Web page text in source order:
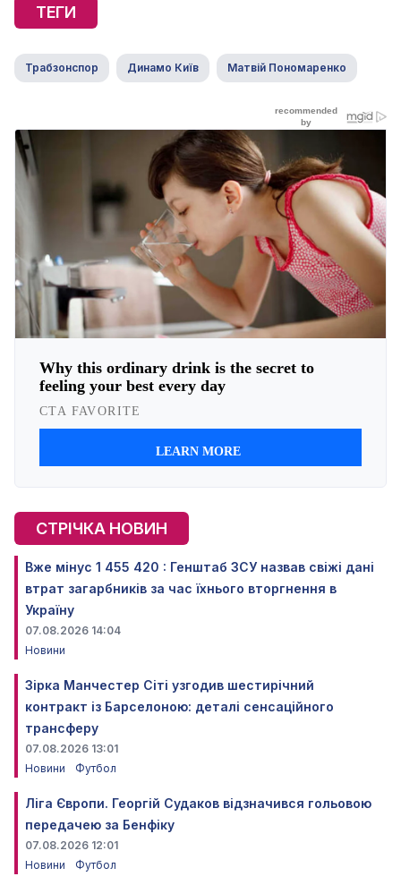
ТЕГИ
Трабзонспор Динамо Київ Матвій Пономаренко
СТРІЧКА НОВИН
Вже мінус 1 455 420 : Генштаб ЗСУ назвав свіжі дані
втрат загарбників за час їхнього вторгнення в
Україну
07.08.2026 14:04
Новини
Зірка Манчестер Сіті узгодив шестирічний
контракт із Барселоною: деталі сенсаційного
трансферу
07.08.2026 13:01
Новини
Футбол
Ліга Європи. Георгій Судаков відзначився гольовою
передачею за Бенфіку
07.08.2026 12:01
Новини
Футбол